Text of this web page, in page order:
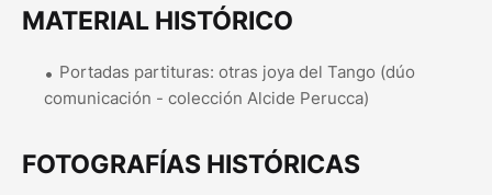
MATERIAL HISTÓRICO
Portadas partituras: otras joya del Tango (dúo
comunicación - colección Alcide Perucca)
FOTOGRAFÍAS HISTÓRICAS